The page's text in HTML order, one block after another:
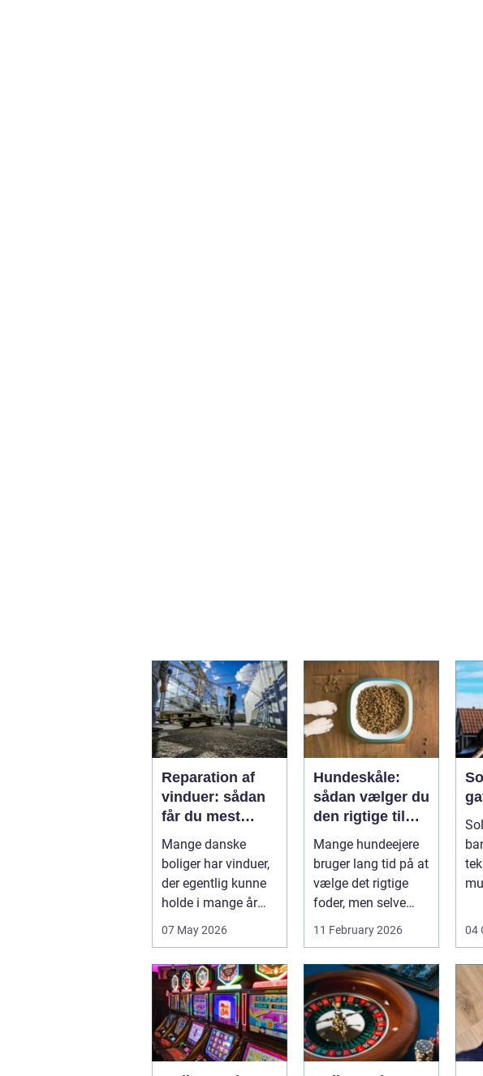
Reparation af
vinduer: sådan
får du mest
muligt ud af
dine gamle
rammer
Mange danske
boliger har vinduer,
der egentlig kunne
holde i mange år
den r...
07 May 2026
Hundeskåle:
sådan vælger du
den rigtige til
din hund
Mange hundeejere
bruger lang tid på at
vælge det rigtige
foder, men selve
skålen b...
11 February 2026 04